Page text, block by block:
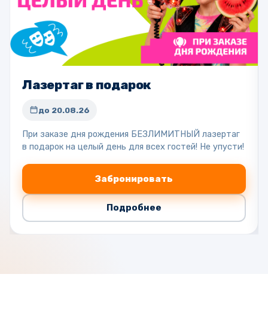
Лазертаг в подарок
до 20.08.26
При заказе дня рождения БЕЗЛИМИТНЫЙ лазертаг
в подарок на целый день для всех гостей! Не упусти!
Подробнее
Забронировать